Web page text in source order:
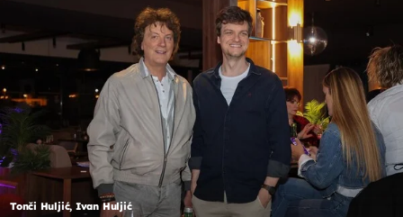
Tonči Huljić, Ivan Huljić